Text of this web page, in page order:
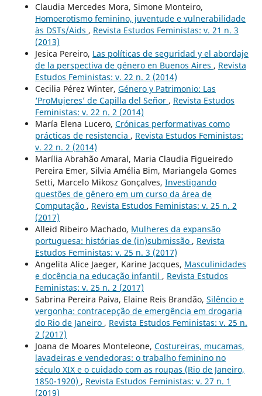
Claudia Mercedes Mora, Simone Monteiro,
Homoerotismo feminino, juventude e vulnerabilidade
às DSTs/Aids , Revista Estudos Feministas: v. 21 n. 3
(2013)
Jesica Pereiro, Las políticas de seguridad y el abordaje
de la perspectiva de género en Buenos Aires , Revista
Estudos Feministas: v. 22 n. 2 (2014)
Cecilia Pérez Winter, Género y Patrimonio: Las
‘ProMujeres’ de Capilla del Señor , Revista Estudos
Feministas: v. 22 n. 2 (2014)
María Elena Lucero, Crónicas performativas como
prácticas de resistencia , Revista Estudos Feministas:
v. 22 n. 2 (2014)
Marília Abrahão Amaral, Maria Claudia Figueiredo
Pereira Emer, Silvia Amélia Bim, Mariangela Gomes
Setti, Marcelo Mikosz Gonçalves, Investigando
questões de gênero em um curso da área de
Computação , Revista Estudos Feministas: v. 25 n. 2
(2017)
Alleid Ribeiro Machado, Mulheres da expansão
portuguesa: histórias de (in)submissão , Revista
Estudos Feministas: v. 25 n. 3 (2017)
Angelita Alice Jaeger, Karine Jacques, Masculinidades
e docência na educação infantil , Revista Estudos
Feministas: v. 25 n. 2 (2017)
Sabrina Pereira Paiva, Elaine Reis Brandão, Silêncio e
vergonha: contracepção de emergência em drogaria
do Rio de Janeiro , Revista Estudos Feministas: v. 25 n.
2 (2017)
Joana de Moares Monteleone, Costureiras, mucamas,
lavadeiras e vendedoras: o trabalho feminino no
século XIX e o cuidado com as roupas (Rio de Janeiro,
1850-1920) , Revista Estudos Feministas: v. 27 n. 1
(2019)